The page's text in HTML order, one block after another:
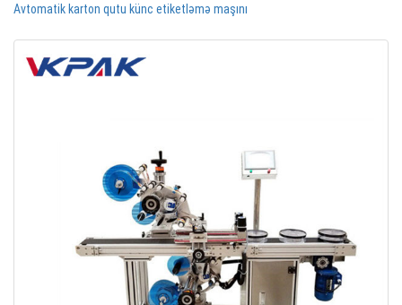
Avtomatik karton qutu künc etiketləmə maşını